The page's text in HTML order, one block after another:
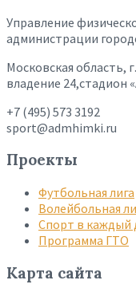
Управление
администрации
Московская область,
владение 24,стадион
+7 (495) 573 3192
sport@admhimki.ru
Проекты
Футбольная лига
Волейбольная
Спорт в каждый
Программа ГТО
Карта сайта